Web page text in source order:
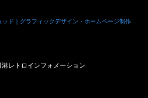
ド｜グラフィックデザイン・ホームページ制作
レトロインフォメーション